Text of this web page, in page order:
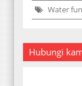
Water
Hubungi